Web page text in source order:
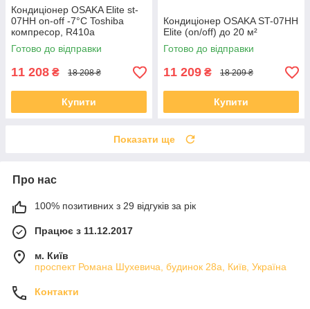
Кондиціонер OSAKA Elite st-
07HH on-off -7°C Toshiba
компресор, R410a
Готово до відправки
11 208 ₴ 18 208 ₴
Купити
Кондиціонер OSAKA ST-07HH
Elite (on/off) до 20 м²
Готово до відправки
11 209 ₴ 18 209 ₴
Купити
Показати ще
Про нас
100% позитивних з 29 відгуків за рік
Працює з 11.12.2017
м. Київ
проспект Романа Шухевича, будинок 28а, Київ, Україна
Контакти